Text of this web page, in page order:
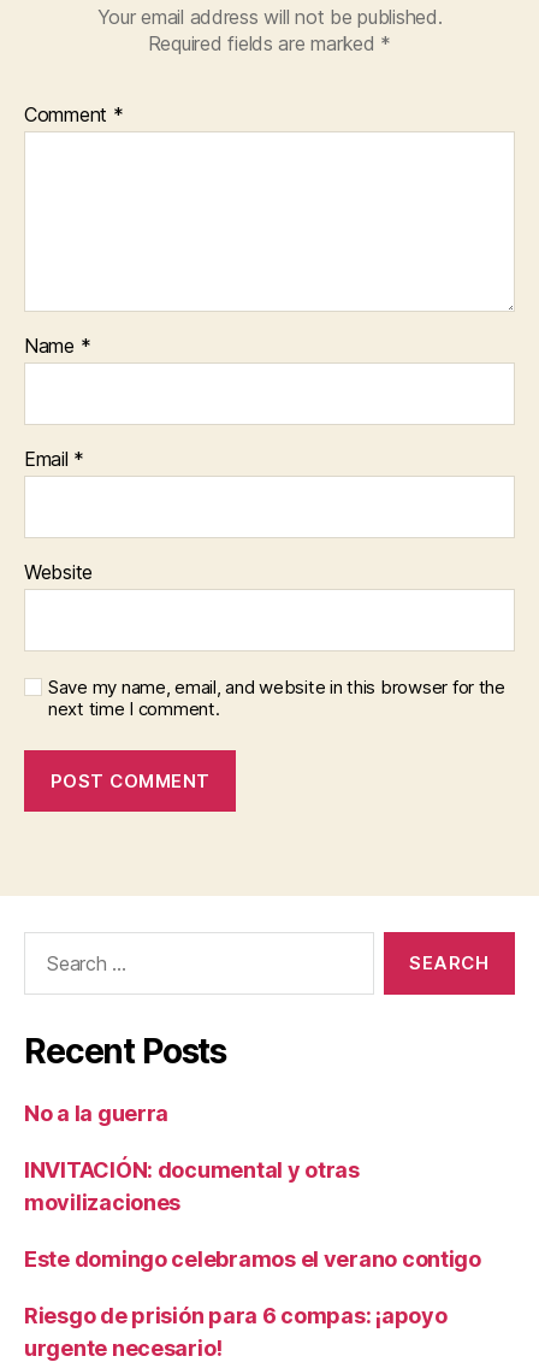
Your email address will not be published.
Required fields are marked *
Comment *
Name *
Email *
Website
Save my name, email, and website in this browser for the
next time I comment.
Recent Posts
No a la guerra
INVITACIÓN: documental y otras
movilizaciones
Este domingo celebramos el verano contigo
Riesgo de prisión para 6 compas: ¡apoyo
urgente necesario!